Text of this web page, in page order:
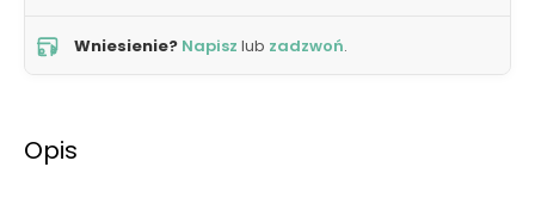
Wniesienie? Napisz lub zadzwoń.
Opis